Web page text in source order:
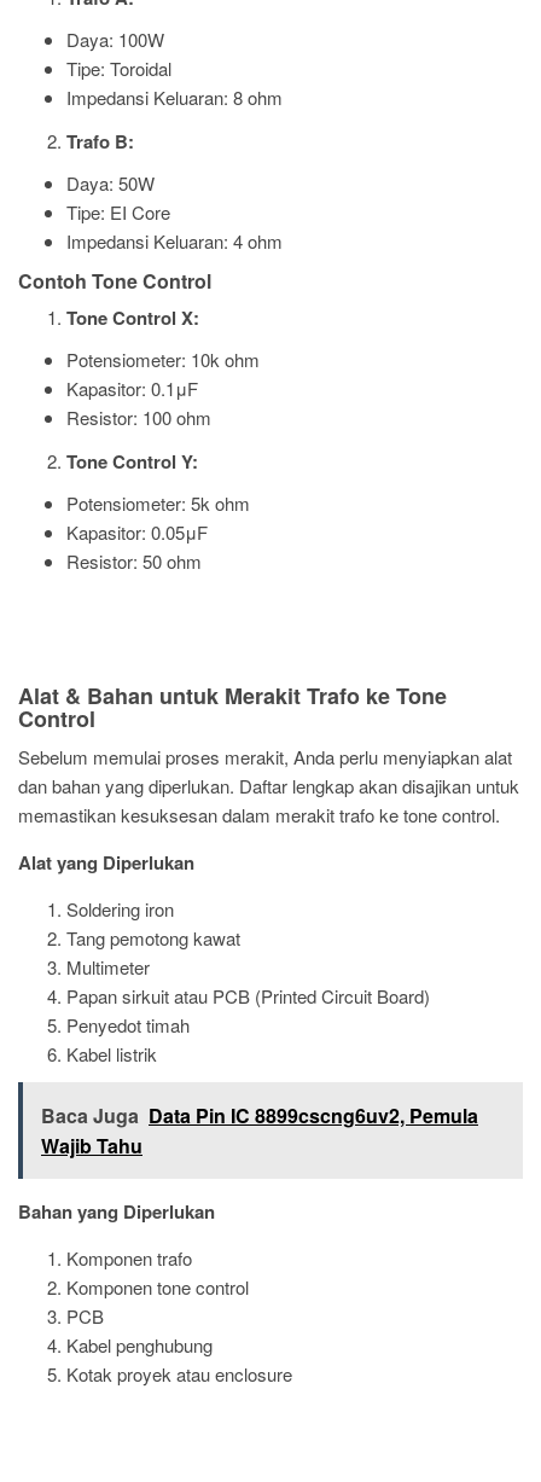
Daya: 100W
Tipe: Toroidal
Impedansi Keluaran: 8 ohm
Trafo B:
Daya: 50W
Tipe: EI Core
Impedansi Keluaran: 4 ohm
Contoh Tone Control
Tone Control X:
Potensiometer: 10k ohm
Kapasitor: 0.1μF
Resistor: 100 ohm
Tone Control Y:
Potensiometer: 5k ohm
Kapasitor: 0.05μF
Resistor: 50 ohm
Alat & Bahan untuk Merakit Trafo ke Tone
Control
Sebelum memulai proses merakit, Anda perlu menyiapkan alat
dan bahan yang diperlukan. Daftar lengkap akan disajikan untuk
memastikan kesuksesan dalam merakit trafo ke tone control.
Alat yang Diperlukan
Soldering iron
Tang pemotong kawat
Multimeter
Papan sirkuit atau PCB (Printed Circuit Board)
Penyedot timah
Kabel listrik
Baca Juga Data Pin IC 8899cscng6uv2, Pemula
Wajib Tahu
Bahan yang Diperlukan
Komponen trafo
Komponen tone control
PCB
Kabel penghubung
Kotak proyek atau enclosure